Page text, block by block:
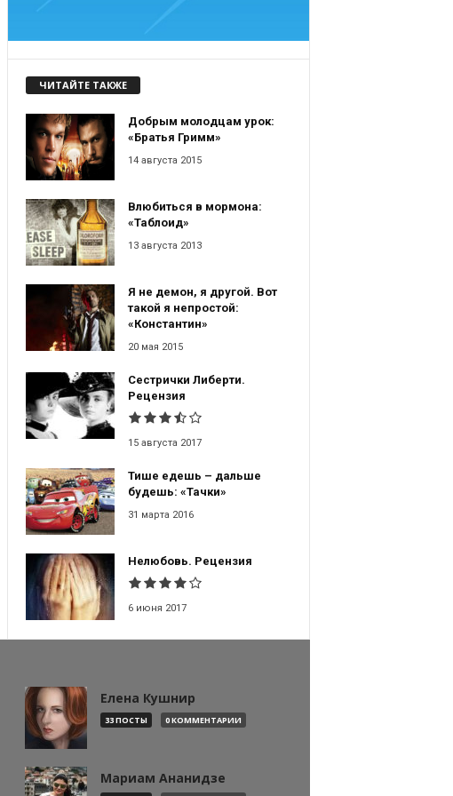
ЧИТАЙТЕ ТАКЖЕ
Добрым молодцам урок:
«Братья Гримм»
14 августа 2015
Влюбиться в мормона:
«Таблоид»
13 августа 2013
Я не демон, я другой. Вот
такой я непростой:
«Константин»
20 мая 2015
Сестрички Либерти.
Рецензия
15 августа 2017
Тише едешь – дальше
будешь: «Тачки»
31 марта 2016
Нелюбовь. Рецензия
6 июня 2017
Елена Кушнир
33 ПОСТЫ 0 КОММЕНТАРИИ
Мариам Ананидзе